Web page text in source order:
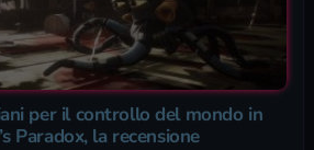
per il controllo del mondo in
Paradox, la recensione